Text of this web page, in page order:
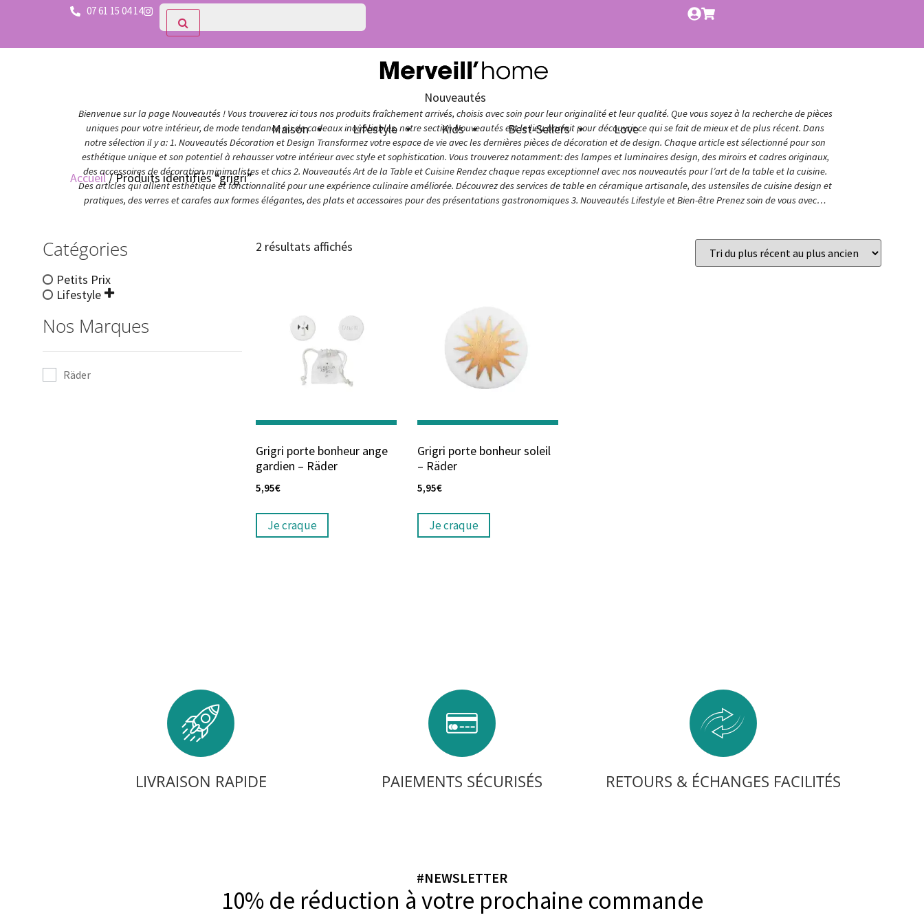
07 61 15 04 14
Nouveautés
Bienvenue sur la page Nouveautés ! Vous trouverez ici tous nos produits fraîchement arrivés, choisis avec soin pour leur originalité et leur qualité. Que vous soyez à la recherche de pièces
uniques pour votre intérieur, de mode tendance ou de cadeaux inoubliables, notre section Nouveautés est le lieu parfait pour découvrir ce qui se fait de mieux et de plus récent. Dans
notre sélection il y a: 1. Nouveautés Décoration et Design Transformez votre espace de vie avec les dernières pièces de décoration et de design. Chaque article est sélectionné pour son
esthétique unique et son potentiel à rehausser votre intérieur avec style et sophistication. Vous trouverez notamment: des lampes et luminaires design, des miroirs et cadres originaux,
des accessoires de décoration minimalistes et chics 2. Nouveautés Art de la Table et Cuisine Rendez chaque repas exceptionnel avec nos nouveautés pour l’art de la table et la cuisine.
Des articles qui allient esthétique et fonctionnalité pour une expérience culinaire améliorée. Découvrez des services de table en céramique artisanale, des ustensiles de cuisine design et
pratiques, des verres et carafes aux formes élégantes, des plats et accessoires pour des présentations gastronomiques 3. Nouveautés Lifestyle et Bien-être Prenez soin de vous avec…
Maison Lifestyle Kids Best-Sellers Love
Accueil/ Produits identifiés “grigri”
Catégories
Petits Prix
Lifestyle
Nos Marques
Räder
2 résultats affichés
Grigri porte bonheur ange
gardien – Räder
5,95€
Je craque
Grigri porte bonheur soleil
– Räder
5,95€
Je craque
LIVRAISON RAPIDE PAIEMENTS SÉCURISÉS RETOURS & ÉCHANGES FACILITÉS
#NEWSLETTER
10% de réduction à votre prochaine commande